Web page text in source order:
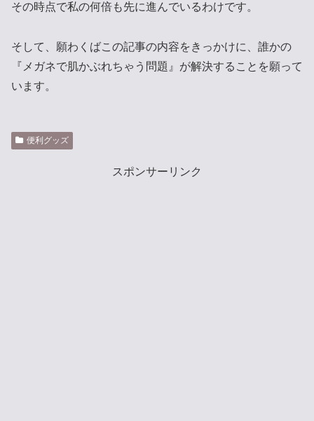
その時点で私の何倍も先に進んでいるわけです。
そして、願わくばこの記事の内容をきっかけに、誰かの
『メガネで肌かぶれちゃう問題』が解決することを願って
います。
便利グッズ
スポンサーリンク